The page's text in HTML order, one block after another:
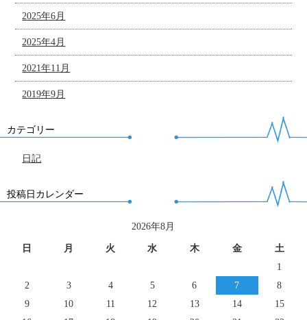
2025年6月
2025年4月
2021年11月
2019年9月
カテゴリー
日記
投稿日カレンダー
2026年8月
日 月 火 水 木 金
土
1
2
3 4 5 6 7
8
9
10 11 12 13 14
15